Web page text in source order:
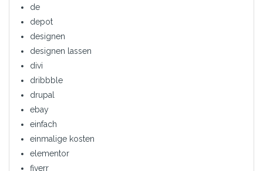
de
depot
designen
designen lassen
divi
dribbble
drupal
ebay
einfach
einmalige kosten
elementor
fiverr